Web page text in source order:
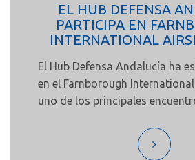
EL HUB DEFENSA
PARTICIPA EN
INTERNATIONAL
El Hub Defensa Andalucía ha
en el Farnborough
uno de los principales
defensa, con la participación
compañero José Carlos Acejo